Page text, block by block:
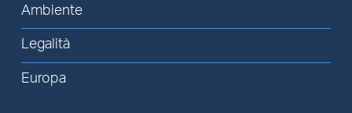
Ambiente
Legalità
Europa